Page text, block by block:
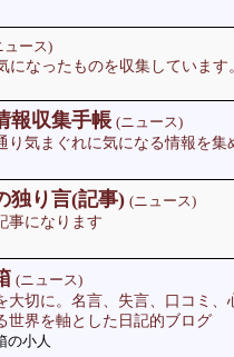
ュース)
になったものを収集していま
報収集手帳 (ニュース)
り気まぐれに気になる情報を集
独り言(記事) (ニュース)
事になります
(ニュース)
大切に。名言、失言、口コミ
世界を軸とした日記的ブログ
の小人